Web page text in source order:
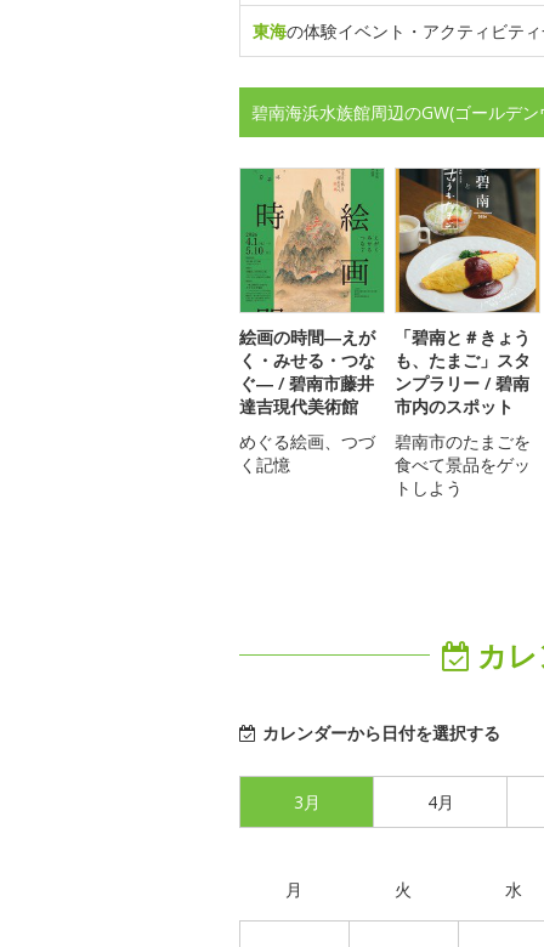
東海の体験イベント・アクティビテ
碧南海浜水族館周辺のGW(ゴールデ
絵画の時間―えが
く・みせる・つな
ぐ― / 碧南市藤井
達吉現代美術館
めぐる絵画、つづ
く記憶
「碧南と＃きょう
も、たまご」スタ
ンプラリー / 碧南
市内のスポット
碧南市のたまごを
食べて景品をゲッ
トしよう
カ
カレンダーから日付を選択する
3月 4月
月 火 水